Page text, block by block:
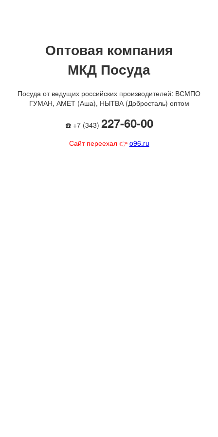
Оптовая компания
МКД Посуда
Посуда от ведущих российских производителей: ВСМПО
ГУМАН, АМЕТ (Аша), НЫТВА (Добросталь) оптом
☎️ +7 (343) 227-60-00
Сайт переехал 👉 o96.ru